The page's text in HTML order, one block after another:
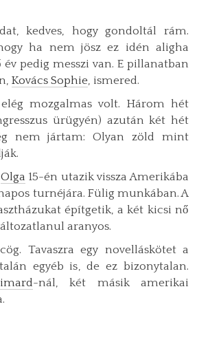
kedves, hogy gondoltál rám.
ha nem jösz ez idén aligha
év pedig messzi van. E pillanatban
Kovács Sophie, ismered.
mozgalmas volt. Három hét
ürügyén) azután két hét
nem jártam: Olyan zöld mint
Olga 15-én utazik vissza Amerikába
turnéjára. Fülig munkában. A
építgetik, a két kicsi nő
aranyos.
Tavaszra egy novelláskötet a
egyéb is, de ez bizonytalan.
-nál, két másik amerikai